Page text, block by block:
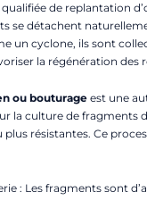
de replantation
se détachent
un cyclone, ils sont
la régénération des
ou bouturage est une
la culture de fragments
plus résistantes. Ce
: Les fragments sont